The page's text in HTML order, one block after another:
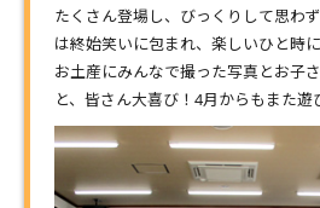
たくさん登場し、びっくりして思わ
は終始笑いに包まれ、楽しいひと時に
お土産にみんなで撮った写真とお子
と、皆さん大喜び！4月からもまた遊